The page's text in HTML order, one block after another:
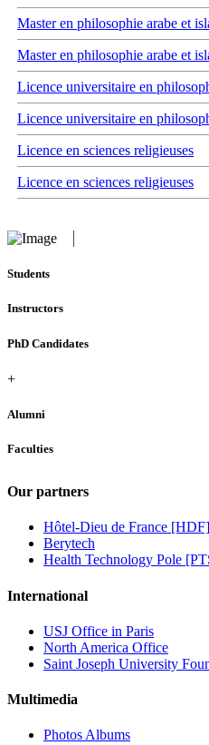
Master en philosophie arabe et
Master en philosophie arabe et
Licence universitaire en
Licence universitaire en
Licence en sciences religieuses
Licence en sciences religieuses
Students
Instructors
PhD Candidates
+
Alumni
Faculties
Our partners
Hôtel-Dieu de France [HDF]
Berytech
Health Technology Pole
International
USJ Office in Paris
North America Office
Saint Joseph University
Multimedia
Photos Albums